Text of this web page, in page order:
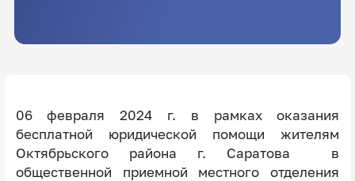
06 февраля 2024 г. в рамках оказания
бесплатной юридической помощи жителям
Октябрьского района г. Саратова в
общественной приемной местного отделения